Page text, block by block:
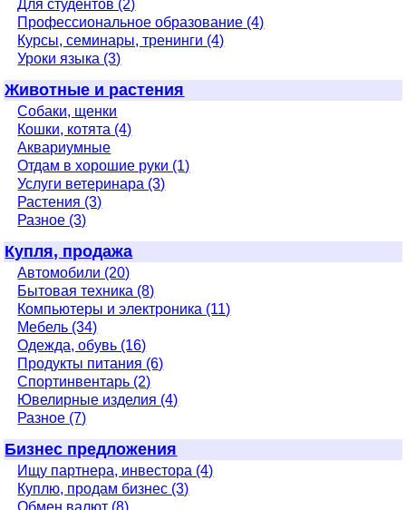
Для студентов (2)
Профессиональное образование (4)
Курсы, семинары, тренинги (4)
Уроки языка (3)
Животные и растения
Собаки, щенки
Кошки, котята (4)
Аквариумные
Отдам в хорошие руки (1)
Услуги ветеринара (3)
Растения (3)
Разное (3)
Купля, продажа
Автомобили (20)
Бытовая техника (8)
Компьютеры и электроника (11)
Мебель (34)
Одежда, обувь (16)
Продукты питания (6)
Спортинвентарь (2)
Ювелирные изделия (4)
Разное (7)
Бизнес предложения
Ищу партнера, инвестора (4)
Куплю, продам бизнес (3)
Обмен валют (8)